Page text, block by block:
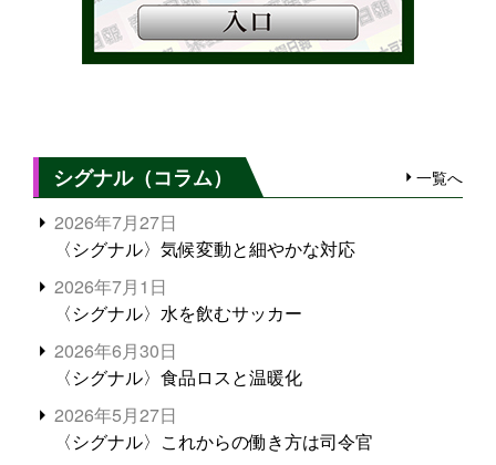
シグナル（コラム） 一覧へ
2026年7月27日
〈シグナル〉気候変動と細やかな対応
2026年7月1日
〈シグナル〉水を飲むサッカー
2026年6月30日
〈シグナル〉食品ロスと温暖化
2026年5月27日
〈シグナル〉これからの働き方は司令官